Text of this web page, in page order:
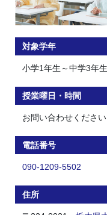
対象学年
小学1年生～中学3年生
授業曜日・時間
お問い合わせください
電話番号
090-1209-5502
住所